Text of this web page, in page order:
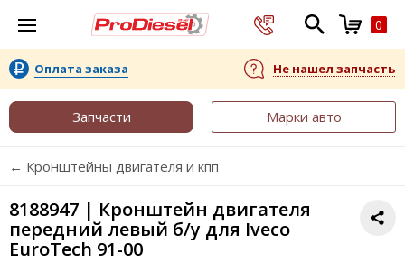
0
Оплата заказа Не нашел запчасть
Запчасти Марки авто
← Кронштейны двигателя и кпп
8188947 | Кронштейн двигателя
передний левый б/у для Iveco
EuroTech 91-00